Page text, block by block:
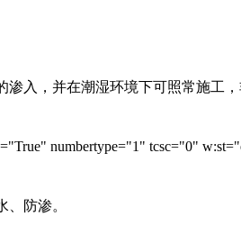
渗入，并在潮湿环境下可照常施
numbertype="1" tcsc="0"
防渗。